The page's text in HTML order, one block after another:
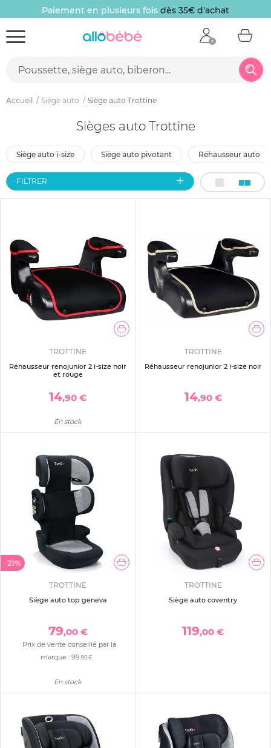
Paiement en plusieurs fois dès 35€ d'achat
Accueil Siège auto Siège auto Trottine
Sièges auto Trottine
siège auto i-size siège auto pivotant réhausseur auto
FILTRER
TROTTINE
Réhausseur renojunior 2 i-size noir
et rouge
14,90 €
En stock
TROTTINE
Réhausseur renojunior 2 i-size noir
14,90 €
-21%
TROTTINE
Siège auto top geneva
79,00 €
Prix de vente conseillé par la
marque :99 ,90 €
En stock
TROTTINE
Siège auto coventry
119,00 €